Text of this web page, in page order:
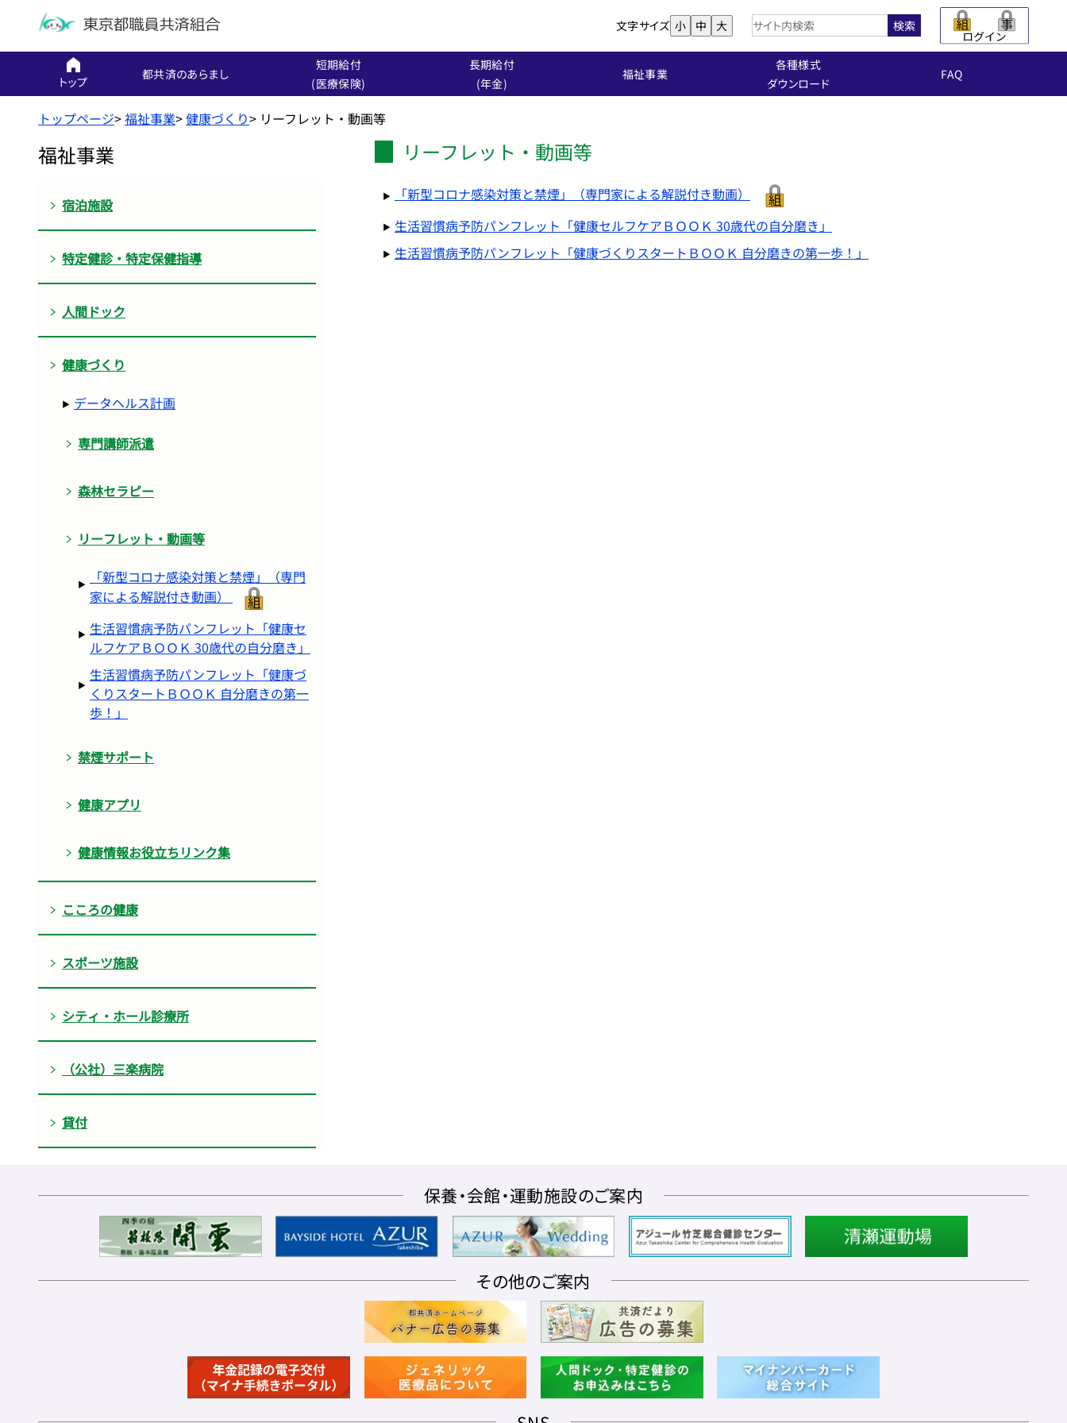
文字サイズ 小 中 大 検索
トップ 都共済のあらまし
短期給付
(医療保険)
長期給付
(年金)
福祉事業
各種様式
ダウンロード
FAQ
トップページ>福祉事業>健康づくり> リーフレット・動画等
福祉事業
宿泊施設
特定健診・特定保健指導
人間ドック
健康づくり
データヘルス計画
専門講師派遣
森林セラピー
リーフレット・動画等
「新型コロナ感染対策と禁煙」（専門
家による解説付き動画）
生活習慣病予防パンフレット「健康セ
ルフケアＢＯＯＫ 30歳代の自分磨き」
生活習慣病予防パンフレット「健康づ
くりスタートＢＯＯＫ 自分磨きの第一
歩！」
禁煙サポート
健康アプリ
健康情報お役立ちリンク集
こころの健康
スポーツ施設
シティ・ホール診療所
（公社）三楽病院
貸付
リーフレット・動画等
「新型コロナ感染対策と禁煙」（専門家による解説付き動画）
生活習慣病予防パンフレット「健康セルフケアＢＯＯＫ 30歳代の自分磨き」
生活習慣病予防パンフレット「健康づくりスタートＢＯＯＫ 自分磨きの第一歩！」
保養・会館・運動施設のご案内
その他のご案内